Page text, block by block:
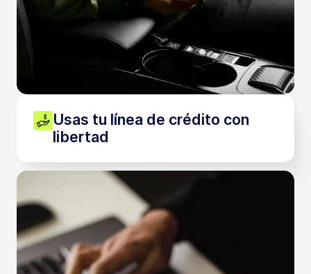
Usas tu línea de crédito con
libertad